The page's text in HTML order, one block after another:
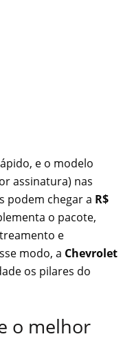
e o modelo
assinatura) nas
podem chegar a R$
o pacote,
e
modo, a Chevrolet
os pilares do
o melhor